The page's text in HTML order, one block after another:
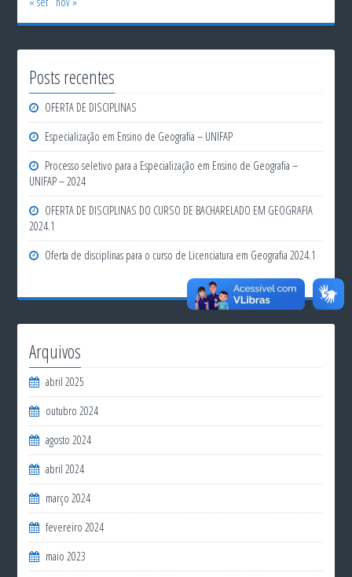
Posts recentes
OFERTA DE DISCIPLINAS
Especialização em Ensino de Geografia – UNIFAP
Processo seletivo para a Especialização em Ensino de Geografia –
UNIFAP – 2024
OFERTA DE DISCIPLINAS DO CURSO DE BACHARELADO EM GEOGRAFIA
2024.1
Oferta de disciplinas para o curso de Licenciatura em Geografia 2024.1
Arquivos
abril 2025
outubro 2024
agosto 2024
abril 2024
março 2024
fevereiro 2024
maio 2023